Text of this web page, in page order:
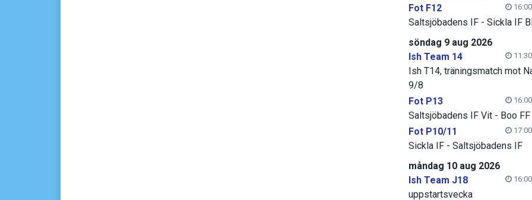
Fot F12
Saltsjöbadens IF - Sickla IF
söndag 9 aug 2026
Ish Team 14
Ish T14, träningsmatch mot
9/8
Fot P13
Saltsjöbadens IF Vit - Boo
Fot P10/11
Sickla IF - Saltsjöbadens IF
måndag 10 aug 2026
Ish Team J18
uppstartsvecka